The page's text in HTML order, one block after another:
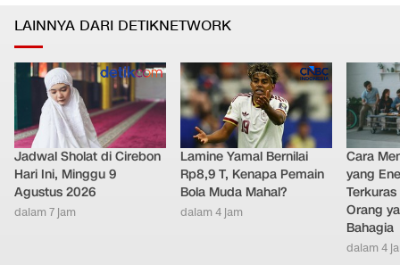
LAINNYA DARI DETIKNETWORK
Jadwal Sholat di Cirebon
Hari Ini, Minggu 9
Agustus 2026
dalam 7 jam
Lamine Yamal Bernilai
Rp8,9 T, Kenapa Pemain
Bola Muda Mahal?
dalam 4 jam
Cara
yang
Orang
Bahagia
dalam 4